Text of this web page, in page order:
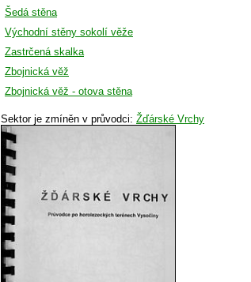
Šedá stěna
Východní stěny sokolí věže
Zastrčená skalka
Zbojnická věž
Zbojnická věž - otova stěna
Sektor je zmíněn v průvodci: Žďárské Vrchy